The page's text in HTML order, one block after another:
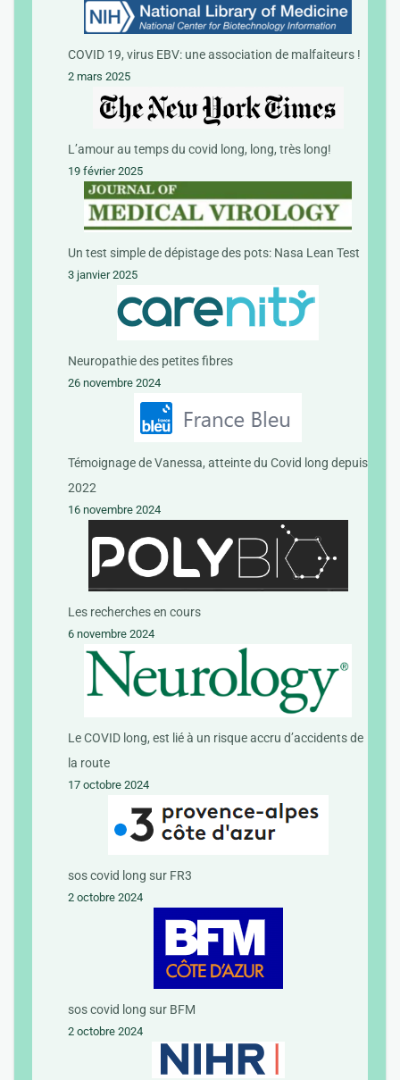
COVID 19, virus EBV: une association de malfaiteurs !
2 mars 2025
L’amour au temps du covid long, long, très long!
19 février 2025
Un test simple de dépistage des pots: Nasa Lean Test
3 janvier 2025
Neuropathie des petites fibres
26 novembre 2024
Témoignage de Vanessa, atteinte du Covid long depuis
2022
16 novembre 2024
Les recherches en cours
6 novembre 2024
Le COVID long, est lié à un risque accru d’accidents de
la route
17 octobre 2024
sos covid long sur FR3
2 octobre 2024
sos covid long sur BFM
2 octobre 2024